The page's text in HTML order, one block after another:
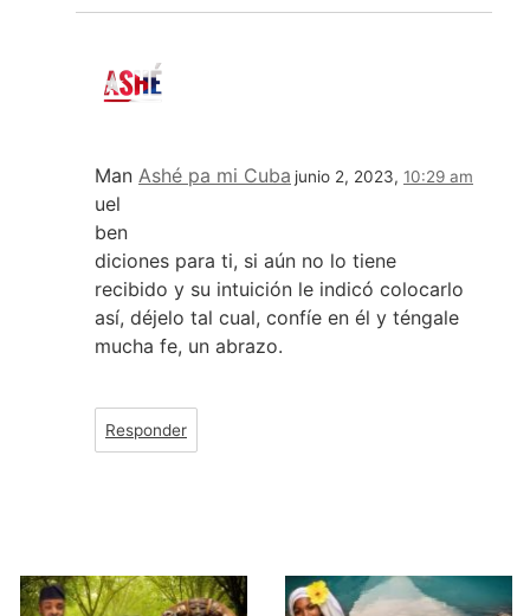
Ashé pa mi Cuba junio 2, 2023, 10:29 am
Man
uel
ben
diciones para ti, si aún no lo tiene
recibido y su intuición le indicó colocarlo
así, déjelo tal cual, confíe en él y téngale
mucha fe, un abrazo.
Responder